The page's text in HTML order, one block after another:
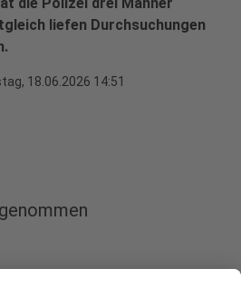
liefen Durchsuchungen
18.06.2026 14:51